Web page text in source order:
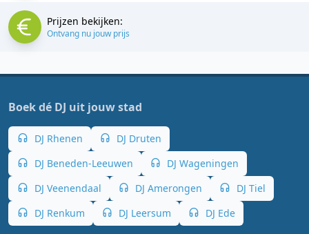
Prijzen bekijken:
Ontvang nu jouw prijs
Boek dé DJ uit jouw stad
DJ Rhenen
DJ Druten
DJ Beneden-Leeuwen
DJ Wageningen
DJ Veenendaal
DJ Amerongen
DJ Tiel
DJ Renkum
DJ Leersum DJ Ede